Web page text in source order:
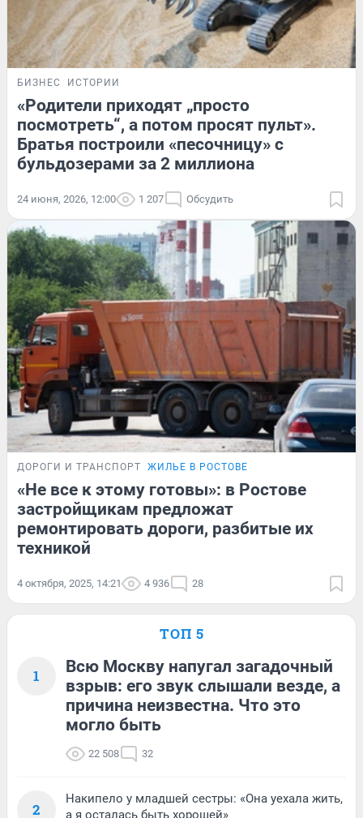
БИЗНЕС ИСТОРИИ
«Родители приходят „просто
посмотреть“, а потом просят пульт».
Братья построили «песочницу» с
бульдозерами за 2 миллиона
24 июня, 2026, 12:00 1 207 Обсудить
ДОРОГИ И ТРАНСПОРТ ЖИЛЬЕ В РОСТОВЕ
«Не все к этому готовы»: в Ростове
застройщикам предложат
ремонтировать дороги, разбитые их
техникой
4 октября, 2025, 14:21 4 936 28
ТОП 5
1
Всю Москву напугал загадочный
взрыв: его звук слышали везде, а
причина неизвестна. Что это
могло быть
22 508 32
2
Накипело у младшей сестры: «Она уехала жить,
а я осталась быть хорошей»